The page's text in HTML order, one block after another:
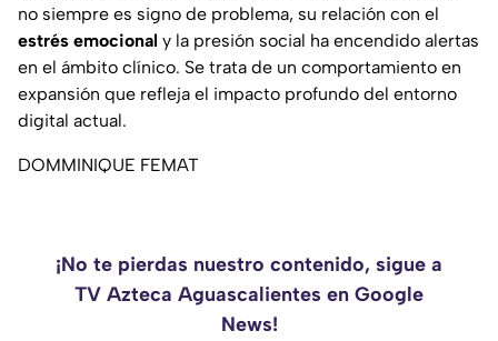
no siempre es signo de problema, su relación con el
estrés emocional y la presión social ha encendido alertas
en el ámbito clínico. Se trata de un comportamiento en
expansión que refleja el impacto profundo del entorno
digital actual.
DOMMINIQUE FEMAT
¡No te pierdas nuestro contenido, sigue a
TV Azteca Aguascalientes en Google
News!